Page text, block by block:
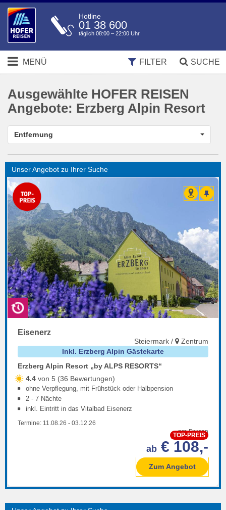
Hotline
01 38 600
täglich 08:00 – 22:00 Uhr
MENÜ SUCHE
FILTER
Ausgewählte HOFER REISEN
Angebote: Erzberg Alpin Resort
Entfernung
Eisenerz
Steiermark /
Zentrum
Inkl. Erzberg Alpin Gästekarte
Erzberg Alpin Resort „by ALPS RESORTS“
4.4 von 5 (36 Bewertungen)
ohne Verpflegung, mit Frühstück oder Halbpension
2 - 7 Nächte
inkl. Eintritt in das Vitalbad Eisenerz
Termine: 11.08.26 - 03.12.26
pro Person
TOP-PREIS
ab € 108,-
Zum Angebot